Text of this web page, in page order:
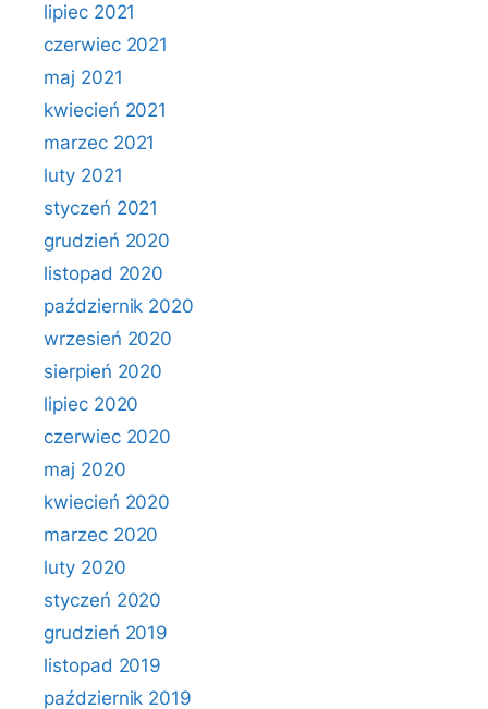
lipiec 2021
czerwiec 2021
maj 2021
kwiecień 2021
marzec 2021
luty 2021
styczeń 2021
grudzień 2020
listopad 2020
październik 2020
wrzesień 2020
sierpień 2020
lipiec 2020
czerwiec 2020
maj 2020
kwiecień 2020
marzec 2020
luty 2020
styczeń 2020
grudzień 2019
listopad 2019
październik 2019